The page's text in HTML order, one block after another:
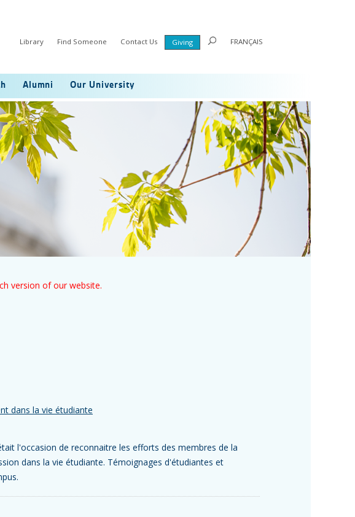
Library Find Someone Contact Us Giving FRANÇAIS
Alumni Our University
version of our website.
dans la vie étudiante
l'occasion de reconnaitre les efforts des membres de la
dans la vie étudiante. Témoignages d'étudiantes et